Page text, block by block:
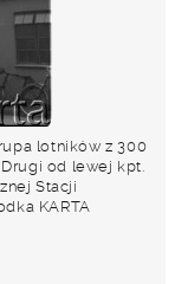
lotników z 300
od lewej kpt.
Stacji
KARTA